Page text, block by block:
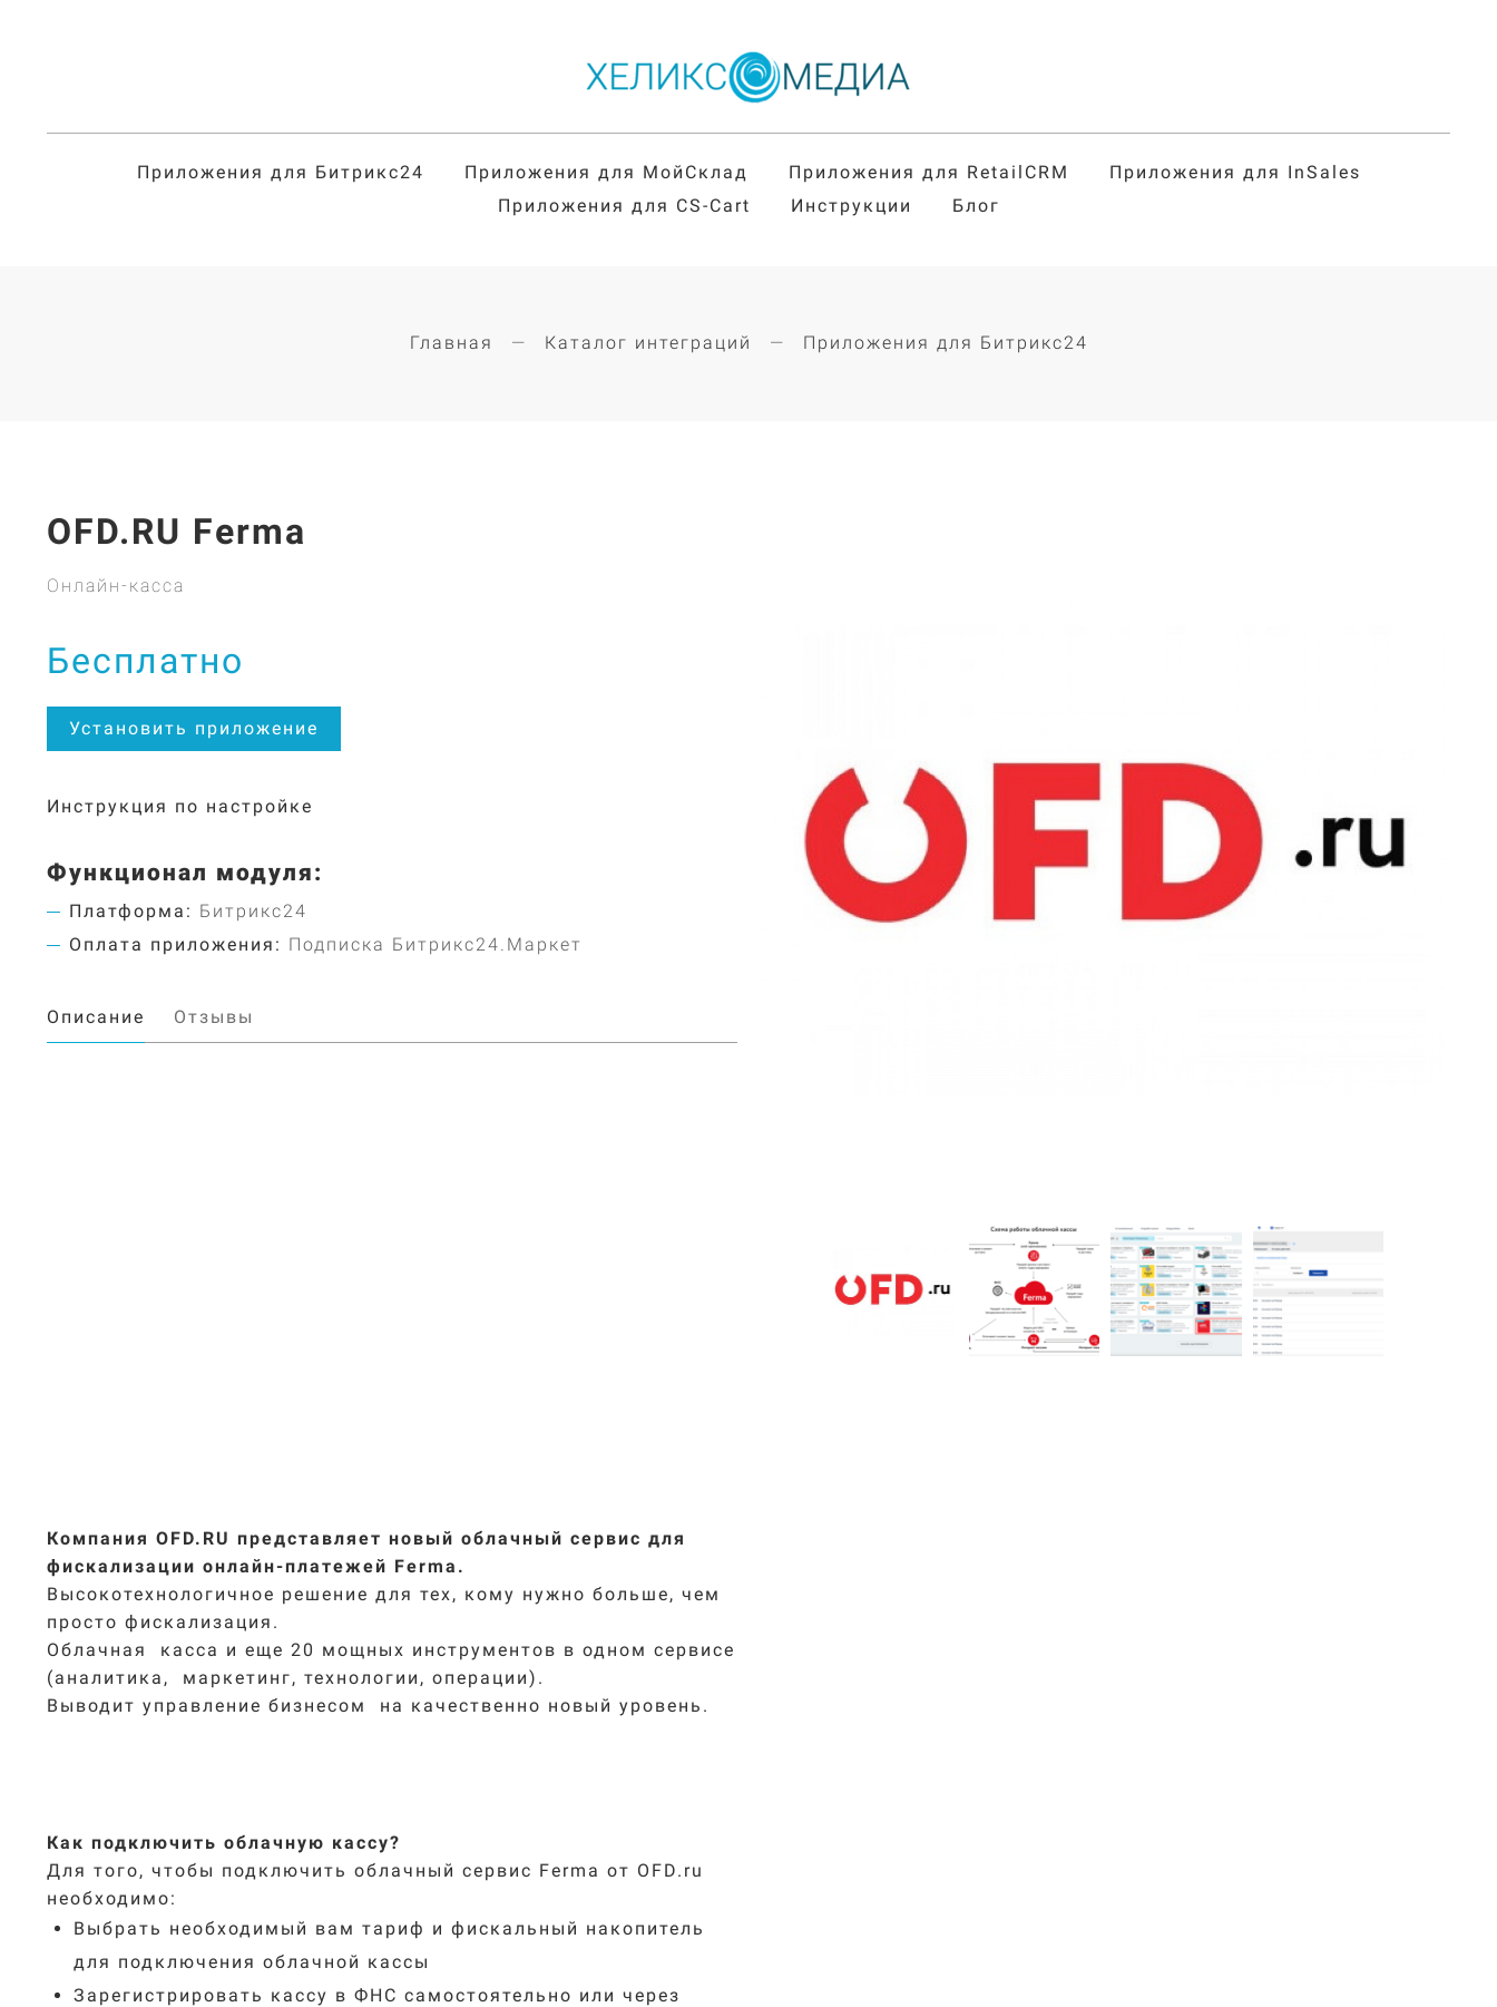
Приложения для Битрикс24 Приложения для МойСклад Приложения для RetailCRM
Приложения для InSales
Приложения для CS-Cart
Инструкции Блог
Главная Каталог интеграций Приложения для Битрикс24
OFD.RU Ferma
Онлайн-касса
Бесплатно
Установить приложение
Инструкция по настройке
Функционал модуля:
Платформа: Битрикс24
Оплата приложения: Подписка Битрикс24.Маркет
Описание Отзывы
Компания OFD.RU представляет новый облачный сервис для
фискализации онлайн-платежей Ferma.
Высокотехнологичное решение для тех, кому нужно больше, чем
просто фискализация.
Облачная касса и еще 20 мощных инструментов в одном сервисе
(аналитика, маркетинг, технологии, операции).
Выводит управление бизнесом на качественно новый уровень.
Как подключить облачную кассу?
Для того, чтобы подключить облачный сервис Ferma от OFD.ru
необходимо:
Выбрать необходимый вам тариф и фискальный накопитель
для подключения облачной кассы
Зарегистрировать кассу в ФНС самостоятельно или через